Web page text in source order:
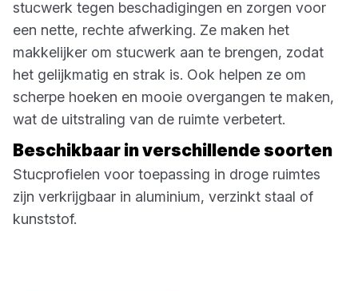
stucwerk tegen beschadigingen en zorgen voor
een nette, rechte afwerking. Ze maken het
makkelijker om stucwerk aan te brengen, zodat
het gelijkmatig en strak is. Ook helpen ze om
scherpe hoeken en mooie overgangen te maken,
wat de uitstraling van de ruimte verbetert.
Beschikbaar in verschillende soorten
Stucprofielen voor toepassing in droge ruimtes
zijn verkrijgbaar in aluminium, verzinkt staal of
kunststof.